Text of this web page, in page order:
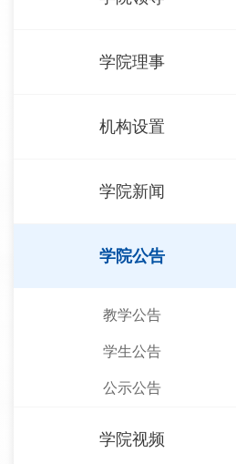
学院理事
机构设置
学院新闻
学院公告
教学公告
学生公告
公示公告
学院视频